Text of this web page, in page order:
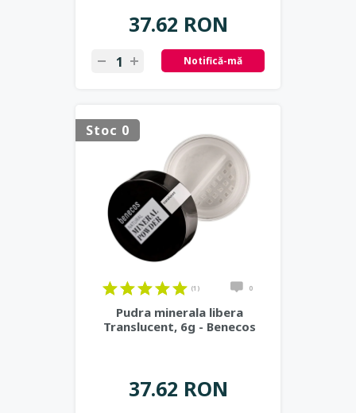
37.62 RON
Notifică-mă
Stoc 0
(1) 0
Pudra minerala libera
Translucent, 6g - Benecos
37.62 RON